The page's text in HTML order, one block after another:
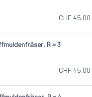
CHF45.00
R = 3
CHF45.00